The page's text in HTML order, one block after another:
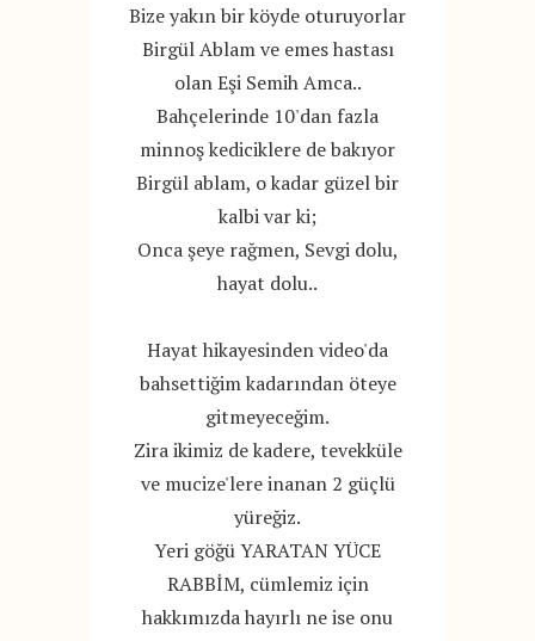
Bize yakın bir köyde oturuyorlar
Birgül Ablam ve emes hastası
olan Eşi Semih Amca..
Bahçelerinde 10'dan fazla
minnoş kediciklere de bakıyor
Birgül ablam, o kadar güzel bir
kalbi var ki;
Onca şeye rağmen, Sevgi dolu,
hayat dolu..
Hayat hikayesinden video'da
bahsettiğim kadarından öteye
gitmeyeceğim.
Zira ikimiz de kadere, tevekküle
ve mucize'lere inanan 2 güçlü
yüreğiz.
Yeri göğü YARATAN YÜCE
RABBİM, cümlemiz için
hakkımızda hayırlı ne ise onu